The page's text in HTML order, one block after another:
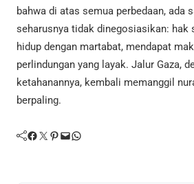
bahwa di atas semua perbedaan, ada
seharusnya tidak dinegosiasikan: hak
hidup dengan martabat, mendapat
perlindungan yang layak. Jalur Gaza,
ketahanannya, kembali memanggil
berpaling.
Facebook Twitter Pinterest Mail WhatsApp